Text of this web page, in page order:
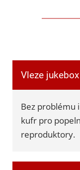
Vleze
Bez problému
kufr pro
reproduktory.